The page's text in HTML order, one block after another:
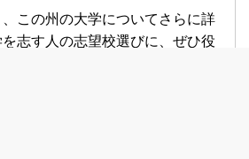
この州の大学についてさらに詳
志す人の志望校選びに、ぜひ役